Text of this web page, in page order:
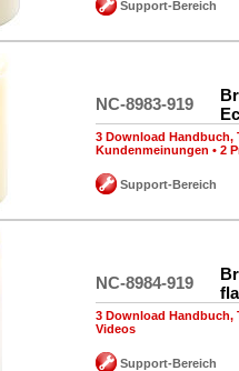
Support-Bereich
NC-8983-919
3 Download Handbuch,
Kundenmeinungen • 2
Support-Bereich
NC-8984-919
3 Download Handbuch,
Videos
Support-Bereich